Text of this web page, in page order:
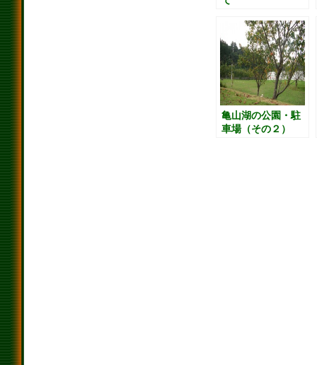
亀山湖の公園・駐
車場（その２）